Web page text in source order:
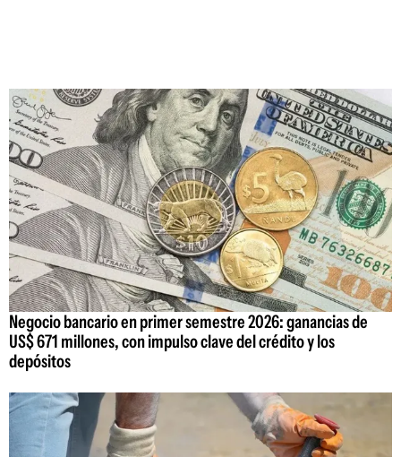
Negocio bancario en primer semestre 2026: ganancias de
US$ 671 millones, con impulso clave del crédito y los
depósitos